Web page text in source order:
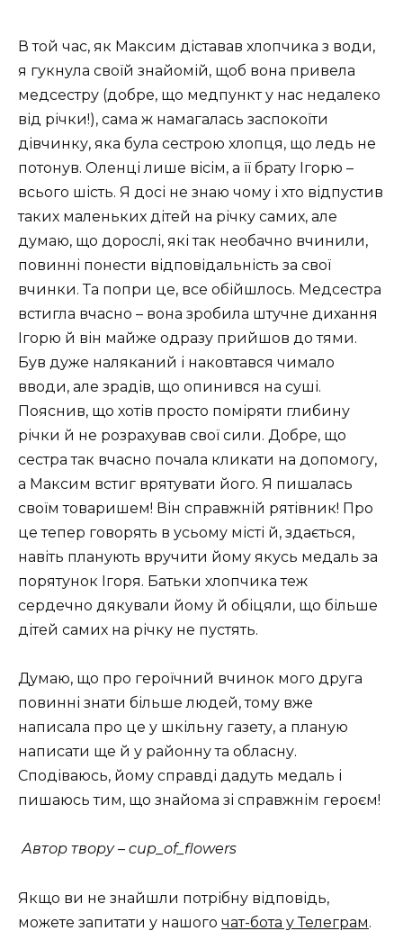
В той час, як Максим діставав хлопчика з води,
я гукнула своїй знайомій, щоб вона привела
медсестру (добре, що медпункт у нас недалеко
від річки!), сама ж намагалась заспокоїти
дівчинку, яка була сестрою хлопця, що ледь не
потонув. Оленці лише вісім, а її брату Ігорю –
всього шість. Я досі не знаю чому і хто відпустив
таких маленьких дітей на річку самих, але
думаю, що дорослі, які так необачно вчинили,
повинні понести відповідальність за свої
вчинки. Та попри це, все обійшлось. Медсестра
встигла вчасно – вона зробила штучне дихання
Ігорю й він майже одразу прийшов до тями.
Був дуже наляканий і наковтався чимало
вводи, але зрадів, що опинився на суші.
Пояснив, що хотів просто поміряти глибину
річки й не розрахував свої сили. Добре, що
сестра так вчасно почала кликати на допомогу,
а Максим встиг врятувати його. Я пишалась
своїм товаришем! Він справжній рятівник! Про
це тепер говорять в усьому місті й, здається,
навіть планують вручити йому якусь медаль за
порятунок Ігоря. Батьки хлопчика теж
сердечно дякували йому й обіцяли, що більше
дітей самих на річку не пустять.
Думаю, що про героїчний вчинок мого друга
повинні знати більше людей, тому вже
написала про це у шкільну газету, а планую
написати ще й у районну та обласну.
Сподіваюсь, йому справді дадуть медаль і
пишаюсь тим, що знайома зі справжнім героєм!
Автор твору – cup_of_flowers
Якщо ви не знайшли потрібну відповідь,
можете запитати у нашого чат-бота у Телеграм.